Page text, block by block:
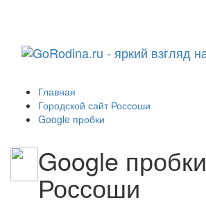
Главная
Городской сайт Россоши
Google пробки
Google пробки
Россоши